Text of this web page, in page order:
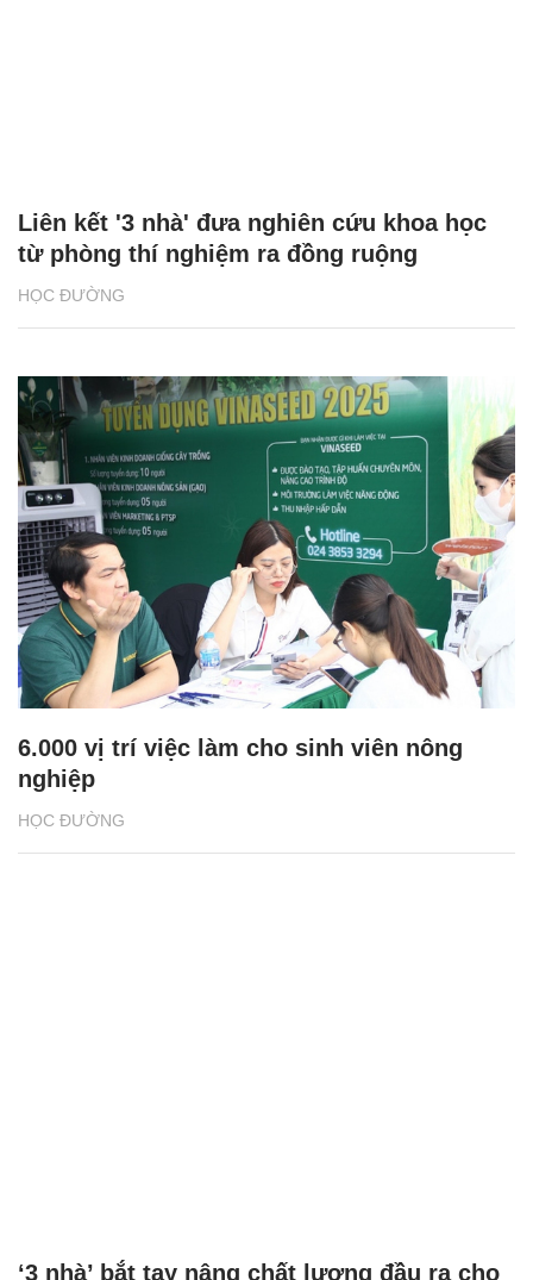
HỌC ĐƯỜNG
Liên kết '3 nhà' đưa nghiên cứu khoa học
từ phòng thí nghiệm ra đồng ruộng
HỌC ĐƯỜNG
6.000 vị trí việc làm cho sinh viên nông
nghiệp
‘3 nhà’ bắt tay nâng chất lượng đầu ra cho